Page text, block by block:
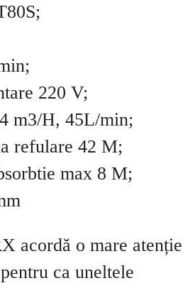
220 V;
m3/H, 45L/min;
refulare 42 M;
max 8 M;
acordă o mare atenție
ca uneltele